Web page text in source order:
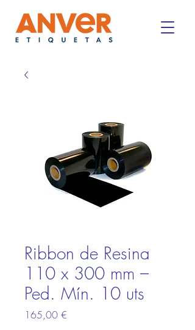
Ribbon de Resina
110 x 300 mm –
Ped. Mín. 10 uts
165,00 €